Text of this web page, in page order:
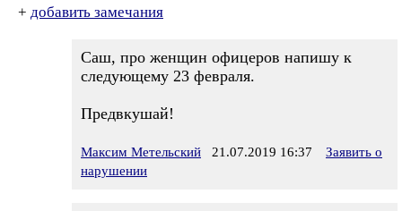
+ добавить замечания
Саш, про женщин офицеров напишу к
следующему 23 февраля.
Предвкушай!
Максим Метельский 21.07.2019 16:37
Заявить о
нарушении